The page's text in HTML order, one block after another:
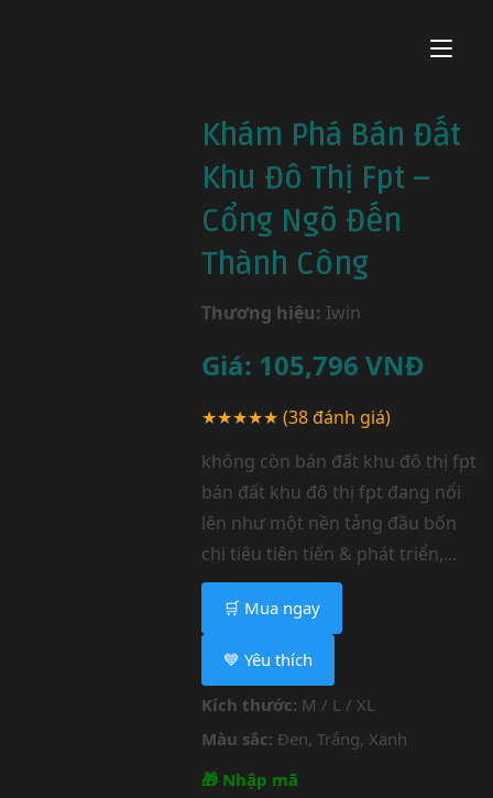
Khám Phá Bán Đất
Khu Đô Thị Fpt –
Cổng Ngõ Đến
Thành Công
Thương hiệu: Iwin
Giá: 105,796 VNĐ
★★★★★ (38 đánh giá)
không còn bán đất khu đô thị fpt
bán đất khu đô thị fpt đang nổi
lên như một nền tảng đầu bốn
chi tiêu tiên tiến & phát triển,...
🛒 Mua ngay
💙 Yêu thích
Kích thước: M / L / XL
Màu sắc: Đen, Trắng, Xanh
🎁 Nhập mã